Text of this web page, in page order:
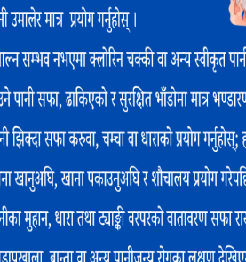
२०० विद्यार्थी अध्ययनरत छन ।
बालमैत्री कक्षाकोठा
सामाग्री सहयोग गरेको क्ल्ष्टर टिम
प्रदान गरिएको सामाग्रीले
लिडर अधिकारीले बताउनु भयो ।
ठुलो उपलब्धी ल्याउने र
अध्यक्ष पुनिराज घर्तीले